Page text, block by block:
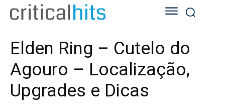
Elden Ring – Cutelo do
Agouro – Localização,
Upgrades e Dicas